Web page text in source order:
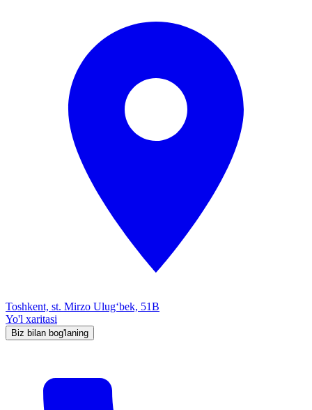
Toshkent, st. Mirzo Ulug‘bek, 51B
Yo'l xaritasi
Biz bilan bog'laning